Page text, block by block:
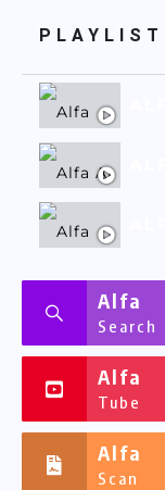
PLAYLIST
Alfa
Search
Alfa
Tube
Alfa
Scan